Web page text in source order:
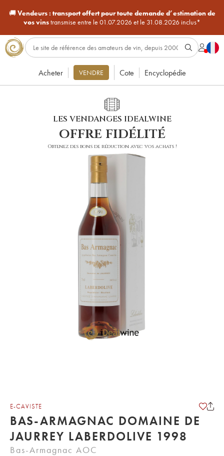
🚚Vendeurs : transport offert pour toute demande d’estimation de
vos vinstransmise entre le 01.07.2026 et le 31.08.2026 inclus*
Acheter VENDRE Cote Encyclopédie
LES VENDANGES IDEALWINE
offre fidélité
Obtenez des bons de réduction avec vos achats !
E-CAVISTE
BAS-ARMAGNAC DOMAINE DE
JAURREY LABERDOLIVE 1998
Bas-Armagnac AOC